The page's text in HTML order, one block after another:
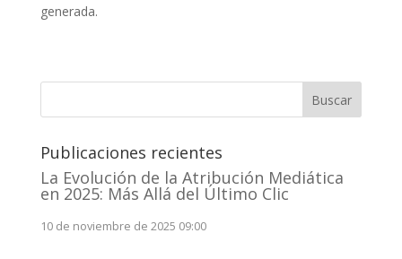
generada.
Buscar
Publicaciones recientes
La Evolución de la Atribución Mediática
en 2025: Más Allá del Último Clic
10 de noviembre de 2025 09:00